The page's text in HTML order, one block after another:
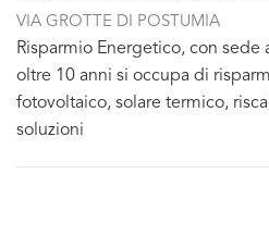
VIA GROTTE DI POSTUMIA
Risparmio Energetico, con sede
oltre 10 anni si occupa di
fotovoltaico, solare termico,
soluzioni